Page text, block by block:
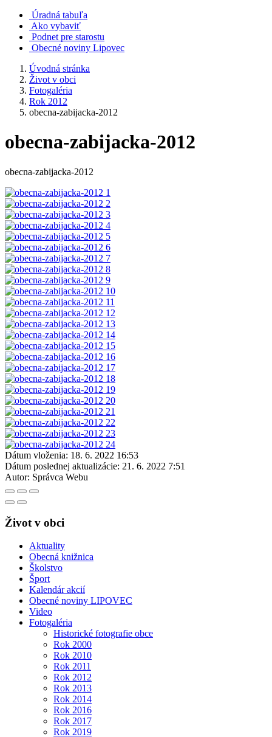
Úradná tabuľa
Ako vybaviť
Podnet pre starostu
Obecné noviny Lipovec
Úvodná stránka
Život v obci
Fotogaléria
Rok 2012
obecna-zabijacka-2012
obecna-zabijacka-2012
obecna-zabijacka-2012
Dátum vloženia: 18. 6. 2022 16:53
Dátum poslednej aktualizácie: 21. 6. 2022 7:51
Autor: Správca Webu
Život v obci
Aktuality
Obecná knižnica
Školstvo
Šport
Kalendár akcií
Obecné noviny LIPOVEC
Video
Fotogaléria
Historické fotografie obce
Rok 2000
Rok 2010
Rok 2011
Rok 2012
Rok 2013
Rok 2014
Rok 2016
Rok 2017
Rok 2019